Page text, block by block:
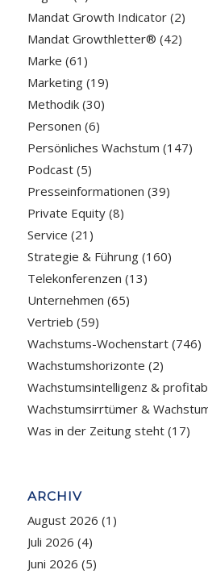
Mandat Growth Indicator(2)
Mandat Growthletter® (42)
Marke (61)
Marketing(19)
Methodik(30)
Personen (6)
Persönliches Wachstum (147)
Podcast(5)
Presseinformationen (39)
Private Equity(8)
Service (21)
Strategie & Führung(160)
Telekonferenzen (13)
Unternehmen (65)
Vertrieb (59)
Wachstums-Wochenstart(746)
Wachstumshorizonte (2)
Wachstumsintelligenz &
Wachstumsirrtümer &
Was in der Zeitung steht(17)
ARCHIV
August 2026 (1)
Juli 2026 (4)
Juni 2026 (5)